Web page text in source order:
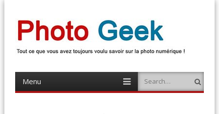
Photo Geek
Menu
content
Search